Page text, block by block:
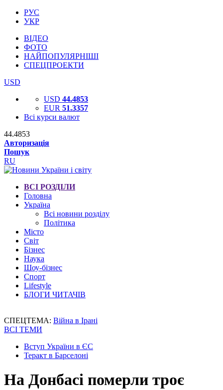
РУС
УКР
ВІДЕО
ФОТО
НАЙПОПУЛЯРНІШІ
СПЕЦПРОЕКТИ
USD
USD 44.4853
EUR 51.3357
Всі курси валют
44.4853
Авторизація
Пошук
RU
ВСІ РОЗДІЛИ
Головна
Україна
Всі новини розділу
Політика
Місто
Світ
Бізнес
Наука
Шоу-бізнес
Спорт
Lifestyle
БЛОГИ ЧИТАЧІВ
СПЕЦТЕМА: Війна в Ірані
ВСІ ТЕМИ
Вступ України в ЄС
Теракт в Барселоні
На Донбасі померли троє